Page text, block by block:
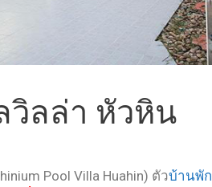
วิลล่า หัวหิน
Pool Villa Huahin) ตัวบ้านพัก